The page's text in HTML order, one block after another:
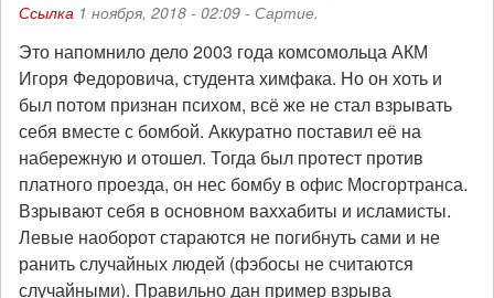
Ссылка 1 ноября, 2018 - 02:09 - Сартие.
Это напомнило дело 2003 года комсомольца АКМ
Игоря Федоровича, студента химфака. Но он хоть и
был потом признан психом, всё же не стал взрывать
себя вместе с бомбой. Аккуратно поставил её на
набережную и отошел. Тогда был протест против
платного проезда, он нес бомбу в офис Мосгортранса.
Взрывают себя в основном ваххабиты и исламисты.
Левые наоборот стараются не погибнуть сами и не
ранить случайных людей (фэбосы не считаются
случайными). Правильно дан пример взрыва